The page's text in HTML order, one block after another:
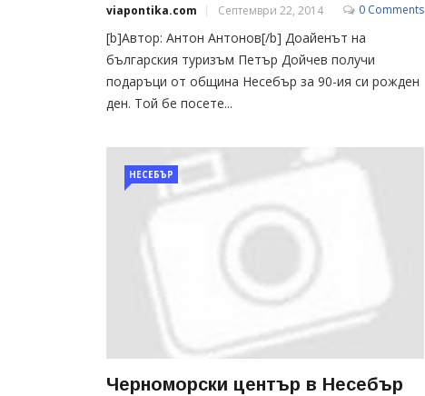
viapontika.com Септември 22, 2014 0 Comments
[b]Автор: Антон Антонов[/b] Доайенът на
българския туризъм Петър Дойчев получи
подаръци от община Несебър за 90-ия си рожден
ден. Той бе посете...
НЕСЕБЪР
Черноморски център в Несебър